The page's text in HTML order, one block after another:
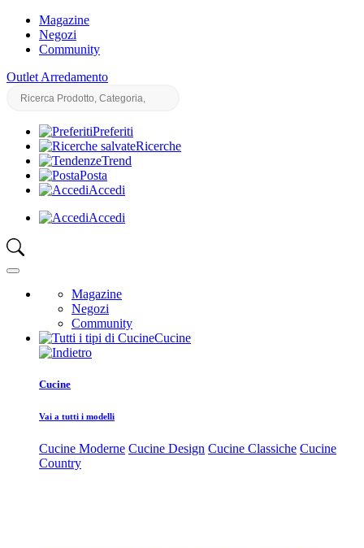
Magazine
Negozi
Community
Outlet Arredamento
Preferiti
Ricerche
Trend
Posta
Accedi
Accedi
Magazine
Negozi
Community
Cucine
Cucine
Vai a tutti i modelli
Cucine Moderne Cucine Design Cucine Classiche Cucine
Country